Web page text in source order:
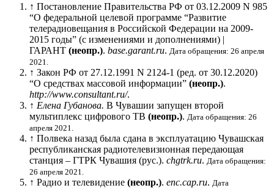
↑ Постановление Правительства РФ от 03.12.2009 N 985
“О федеральной целевой программе “Развитие
телерадиовещания в Российской Федерации на 2009-
2015 годы” (с изменениями и дополнениями) |
ГАРАНТ (неопр.). base.garant.ru. Дата обращения: 26 апреля
2021.
↑ Закон РФ от 27.12.1991 N 2124-1 (ред. от 30.12.2020)
“О средствах массовой информации” (неопр.).
http://www.consultant.ru/.
↑ Елена Губанова. В Чувашии запущен второй
мультиплекс цифрового ТВ (неопр.). Дата обращения: 26
апреля 2021.
↑ Полвека назад была сдана в эксплуатацию Чувашская
республиканская радиотелевизионная передающая
станция – ГТРК Чувашия (рус.). chgtrk.ru. Дата обращения:
26 апреля 2021.
↑ Радио и телевидение (неопр.). enc.cap.ru. Дата